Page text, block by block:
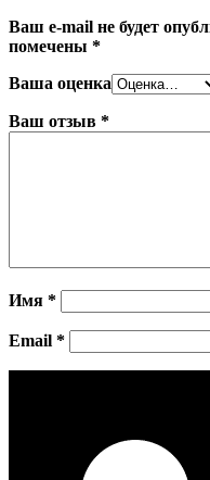
Ваш e-mail не будет
помечены *
Ваша оценка
Ваш отзыв *
Имя *
Email *